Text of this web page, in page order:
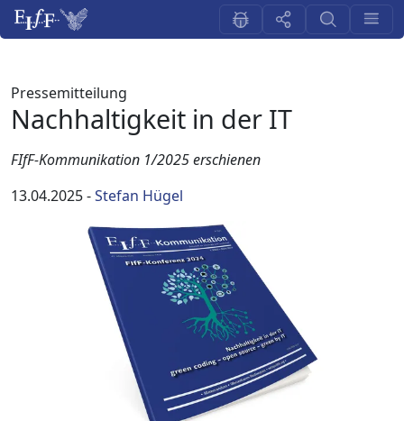
Pressemitteilung
Nachhaltigkeit in der IT
FIfF-Kommunikation 1/2025 erschienen
13.04.2025-Stefan Hügel